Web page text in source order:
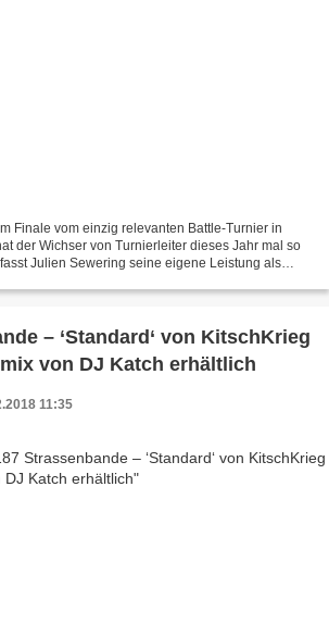
Finale vom einzig relevanten Battle-Turnier in
der Wichser von Turnierleiter dieses Jahr mal so
Julien Sewering seine eigene Leistung als
– ‘Standard‘ von KitschKrieg
von DJ Katch erhältlich
11:35